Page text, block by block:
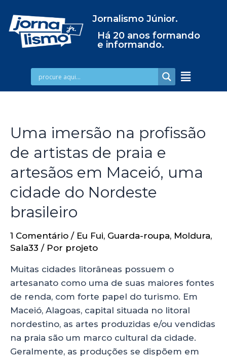
Jornalismo Júnior.
Há 20 anos formando
e informando.
Uma imersão na profissão
de artistas de praia e
artesãos em Maceió, uma
cidade do Nordeste
brasileiro
1 Comentário / Eu Fui, Guarda-roupa, Moldura,
Sala33 / Por projeto
Muitas cidades litorâneas possuem o
artesanato como uma de suas maiores fontes
de renda, com forte papel do turismo. Em
Maceió, Alagoas, capital situada no litoral
nordestino, as artes produzidas e/ou vendidas
na praia são um marco cultural da cidade.
Geralmente, as produções se dispõem em